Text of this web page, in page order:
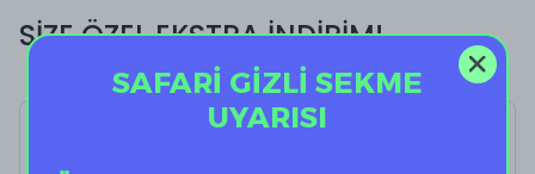
SİZE ÖZEL EKSTRA İNDİRİM!
SAFARİ GİZLİ SEKME
UYARISI